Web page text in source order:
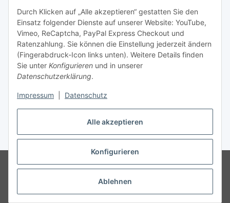
Alle akzeptieren
Konfigurieren
Ablehnen
Durch Klicken auf „Alle akzeptieren“ gestatten Sie den
Einsatz folgender Dienste auf unserer Website: YouTube,
Vimeo, ReCaptcha, PayPal Express Checkout und
Ratenzahlung. Sie können die Einstellung jederzeit ändern
(Fingerabdruck-Icon links unten). Weitere Details finden
Sie unter Konfigurieren und in unserer
Datenschutzerklärung.
Impressum Datenschutz
Gesetzliche Informationen
Vertrag widerrufen
* Gemäß §19 UStG wird keine Umsatzsteuer berechnet, zzgl.Versand
© Wohlgefühl für Körper & Seele by Sabine Werner Besucherzähler:
794718 Endpreis zzgl. Versandkosten, gemäß §19 UStG wird keine
Umsatzsteuer berechnet.